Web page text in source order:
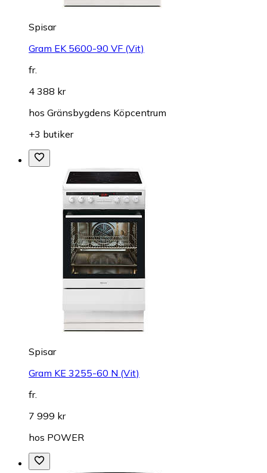
Spisar
Gram EK 5600-90 VF (Vit)
fr.
4 388 kr
hos Gränsbygdens Köpcentrum
+3 butiker
Spisar
Gram KE 3255-60 N (Vit)
fr.
7 999 kr
hos POWER